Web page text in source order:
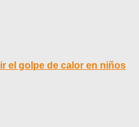
el golpe de calor en niños